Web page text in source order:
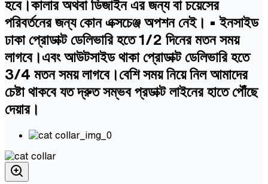
হবে।কালার অথবা ডিজাইন এর জন্য বা চয়েসের
পরিবর্তনের জন্য কোন এক্সচেঞ্জ অপশন নেই। • ইনসাইড
ঢাকা প্রোডাক্ট ডেলিভারি হতে 1/2 দিনের মতন সময়
লাগবে।এবং আউটসাইড থাকা প্রোডাক্ট ডেলিভারি হতে
3/4 মতন সময় লাগবে।বেশি সময় নিয়ে নিল আমাদের
চেষ্টা থাকবে যত দ্রুত সম্ভব প্রডাক্ট লাইনের হাতে পৌঁছে
দেয়ার।